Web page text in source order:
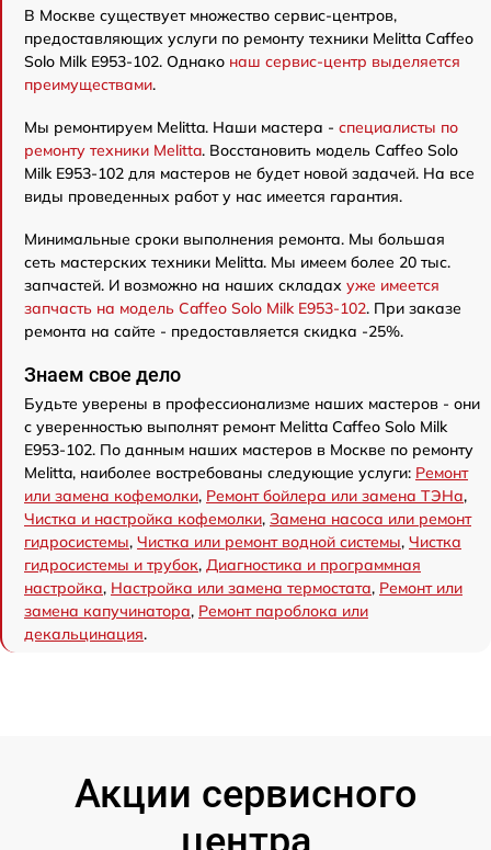
В Москве существует множество сервис-центров,
предоставляющих услуги по ремонту техники Melitta Caffeo
Solo Milk E953-102. Однако наш сервис-центр выделяется
преимуществами.
Мы ремонтируем Melitta. Наши мастера - специалисты по
ремонту техники Melitta. Восстановить модель Caffeo Solo
Milk E953-102 для мастеров не будет новой задачей. На все
виды проведенных работ у нас имеется гарантия.
Минимальные сроки выполнения ремонта. Мы большая
сеть мастерских техники Melitta. Мы имеем более 20 тыс.
запчастей. И возможно на наших складах уже имеется
запчасть на модель Caffeo Solo Milk E953-102. При заказе
ремонта на сайте - предоставляется скидка -25%.
Знаем свое дело
Будьте уверены в профессионализме наших мастеров - они
с уверенностью выполнят ремонт Melitta Caffeo Solo Milk
E953-102. По данным наших мастеров в Москве по ремонту
Melitta, наиболее востребованы следующие услуги: Ремонт
или замена кофемолки, Ремонт бойлера или замена ТЭНа,
Чистка и настройка кофемолки, Замена насоса или ремонт
гидросистемы, Чистка или ремонт водной системы, Чистка
гидросистемы и трубок, Диагностика и программная
настройка, Настройка или замена термостата, Ремонт или
замена капучинатора, Ремонт пароблока или
декальцинация.
Акции сервисного